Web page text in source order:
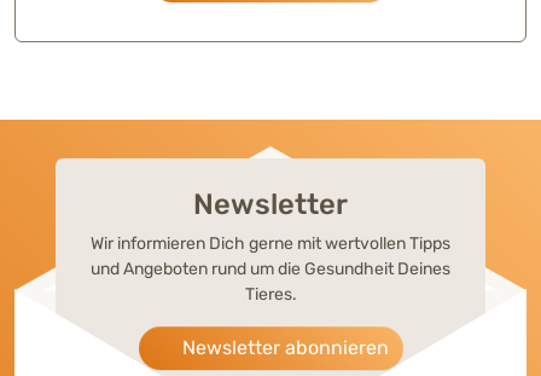
Newsletter
Wir informieren Dich gerne mit wertvollen Tipps
und Angeboten rund um die Gesundheit Deines
Tieres.
Newsletter abonnieren